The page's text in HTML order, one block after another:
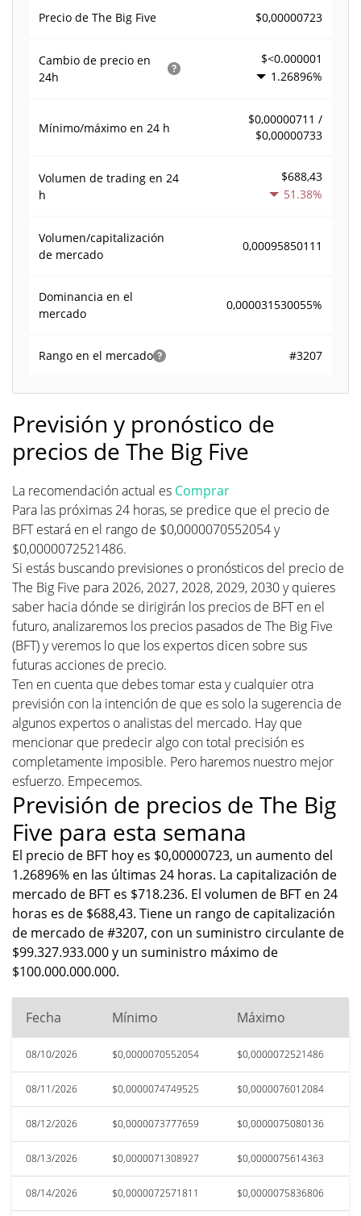
Precio de The Big Five $0,00000723
Cambio de precio en
24h
$<0.000001
1.26896%
Mínimo/máximo en 24 h
$0,00000711 /
$0,00000733
Volumen de trading en 24
h
$688,43
51.38%
Volumen/capitalización
de mercado
0,00095850111
Dominancia en el
mercado
0,000031530055%
Rango en el mercado #3207
Previsión y pronóstico de
precios de The Big Five
La recomendación actual es Comprar
Para las próximas 24 horas, se predice que el precio de
BFT estará en el rango de $0,0000070552054 y
$0,0000072521486.
Si estás buscando previsiones o pronósticos del precio de
The Big Five para 2026, 2027, 2028, 2029, 2030 y quieres
saber hacia dónde se dirigirán los precios de BFT en el
futuro, analizaremos los precios pasados de The Big Five
(BFT) y veremos lo que los expertos dicen sobre sus
futuras acciones de precio.
Ten en cuenta que debes tomar esta y cualquier otra
previsión con la intención de que es solo la sugerencia de
algunos expertos o analistas del mercado. Hay que
mencionar que predecir algo con total precisión es
completamente imposible. Pero haremos nuestro mejor
esfuerzo. Empecemos.
Previsión de precios de The Big
Five para esta semana
El precio de BFT hoy es $0,00000723, un aumento del
1.26896% en las últimas 24 horas. La capitalización de
mercado de BFT es $718.236. El volumen de BFT en 24
horas es de $688,43. Tiene un rango de capitalización
de mercado de #3207, con un suministro circulante de
$99.327.933.000 y un suministro máximo de
$100.000.000.000.
Fecha Mínimo Máximo
08/10/2026 $0,0000070552054 $0,0000072521486
08/11/2026 $0,0000074749525 $0,0000076012084
08/12/2026 $0,0000073777659 $0,0000075080136
08/13/2026 $0,0000071308927 $0,0000075614363
08/14/2026 $0,0000072571811 $0,0000075836806